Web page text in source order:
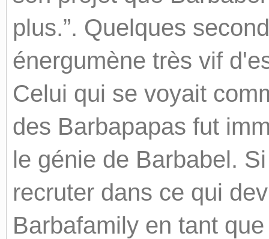
plus.”. Quelques
énergumène très vif
Celui qui se voyait
des Barbapapas fut
le génie de Barbabel.
recruter dans ce qui
Barbafamily en tant